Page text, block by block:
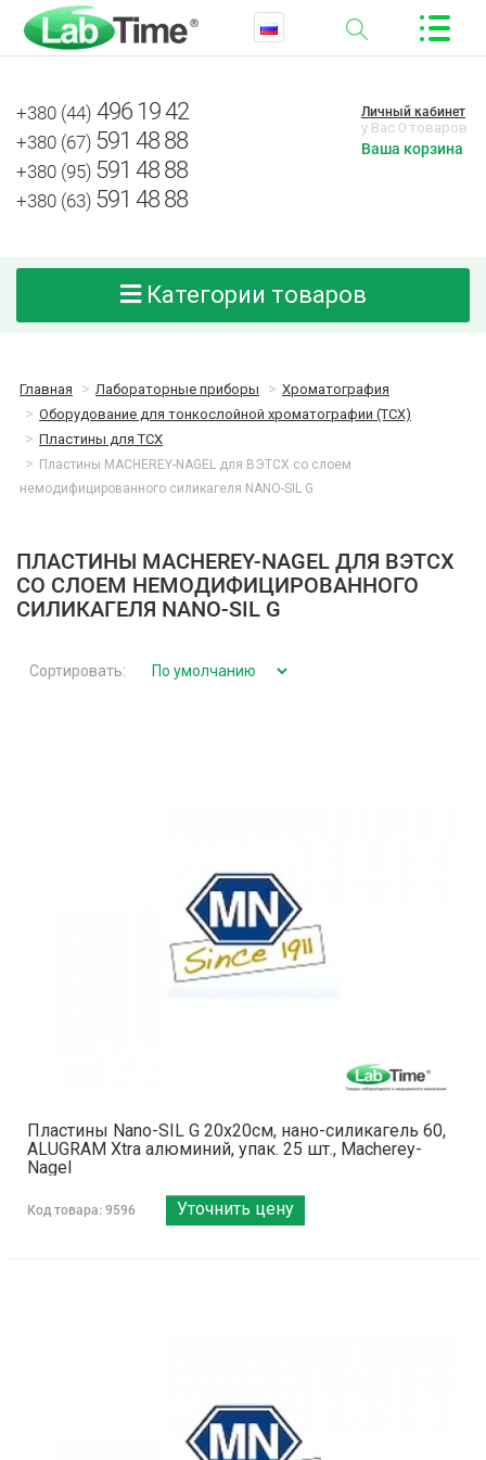
+380 (44) 496 19 42
+380 (67) 591 48 88
+380 (95) 591 48 88
+380 (63) 591 48 88
Личный кабинет
у Вас 0 товаров
Ваша корзина
Категории товаров
Главная Лабораторные приборы
Хроматография
Оборудование для тонкослойной хроматографии (ТСХ)
Пластины для ТСХ
Пластины MACHEREY-NAGEL для ВЭТСХ со слоем
немодифицированного силикагеля NANO-SIL G
ПЛАСТИНЫ MACHEREY-NAGEL ДЛЯ ВЭТСХ
СО СЛОЕМ НЕМОДИФИЦИРОВАННОГО
СИЛИКАГЕЛЯ NANO-SIL G
Сортировать:
Пластины Nano-SIL G 20x20см, нано-силикагель 60,
ALUGRAM Xtra алюминий, упак. 25 шт., Macherey-
Nagel
Код товара: 9596 Уточнить цену